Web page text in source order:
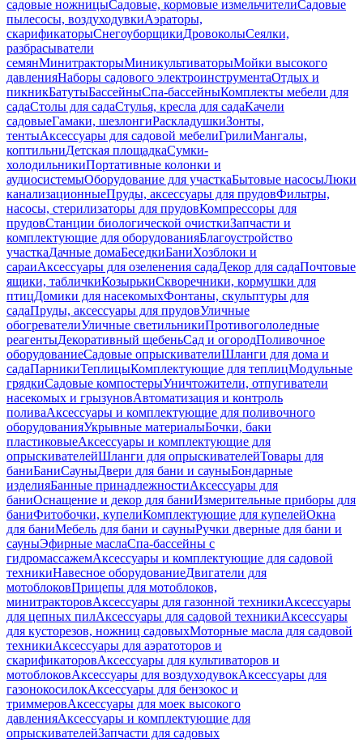
садовые ножницыСадовые, кормовые измельчителиСадовые
пылесосы, воздуходувкиАэраторы,
скарификаторыСнегоуборщикиДровоколыСеялки,
разбрасыватели
семянМинитракторыМиникультиваторыМойки высокого
давленияНаборы садового электроинструментаОтдых и
пикникБатутыБассейныСпа-бассейныКомплекты мебели для
садаСтолы для садаСтулья, кресла для садаКачели
садовыеГамаки, шезлонгиРаскладушкиЗонты,
тентыАксессуары для садовой мебелиГрилиМангалы,
коптильниДетская площадкаСумки-
холодильникиПортативные колонки и
аудиосистемыОборудование для участкаБытовые насосыЛюки
канализационныеПруды, аксессуары для прудовФильтры,
насосы, стерилизаторы для прудовКомпрессоры для
прудовСтанции биологической очисткиЗапчасти и
комплектующие для оборудованияБлагоустройство
участкаДачные домаБеседкиБаниХозблоки и
сараиАксессуары для озеленения садаДекор для садаПочтовые
ящики, табличкиКозырькиСкворечники, кормушки для
птицДомики для насекомыхФонтаны, скульптуры для
садаПруды, аксессуары для прудовУличные
обогревателиУличные светильникиПротивогололедные
реагентыДекоративный щебеньСад и огородПоливочное
оборудованиеСадовые опрыскивателиШланги для дома и
садаПарникиТеплицыКомплектующие для теплицМодульные
грядкиСадовые компостерыУничтожители, отпугиватели
насекомых и грызуновАвтоматизация и контроль
поливаАксессуары и комплектующие для поливочного
оборудованияУкрывные материалыБочки, баки
пластиковыеАксессуары и комплектующие для
опрыскивателейШланги для опрыскивателейТовары для
баниБаниСауныДвери для бани и сауныБондарные
изделияБанные принадлежностиАксессуары для
баниОснащение и декор для баниИзмерительные приборы для
баниФитобочки, купелиКомплектующие для купелейОкна
для баниМебель для бани и сауныРучки дверные для бани и
сауныЭфирные маслаСпа-бассейны с
гидромассажемАксессуары и комплектующие для садовой
техникиНавесное оборудованиеДвигатели для
мотоблоковПрицепы для мотоблоков,
минитракторовАксессуары для газонной техникиАксессуары
для цепных пилАксессуары для садовой техникиАксессуары
для кусторезов, ножниц садовыхМоторные масла для садовой
техникиАксессуары для аэратоторов и
скарификаторовАксессуары для культиваторов и
мотоблоковАксессуары для воздуходувокАксессуары для
газонокосилокАксессуары для бензокос и
триммеровАксессуары для моек высокого
давленияАксессуары и комплектующие для
опрыскивателейЗапчасти для садовых